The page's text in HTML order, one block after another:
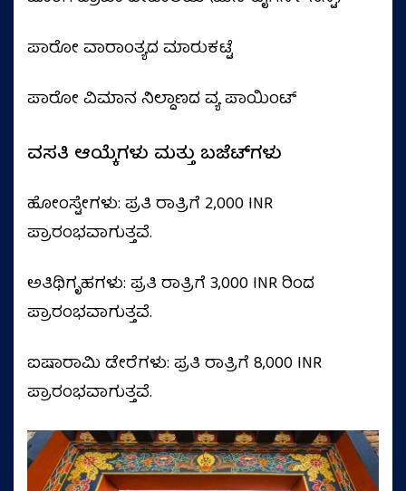
ಪಾರೋ ವಾರಾಂತ್ಯದ ಮಾರುಕಟ್ಟೆ
ಪಾರೋ ವಿಮಾನ ನಿಲ್ದಾಣದ ವ್ಯ ಪಾಯಿಂಟ್
ವಸತಿ ಆಯ್ಕೆಗಳು ಮತ್ತು ಬಜೆಟ್‌ಗಳು
ಹೋಂಸ್ಟೇಗಳು: ಪ್ರತಿ ರಾತ್ರಿಗೆ 2,000 INR
ಪ್ರಾರಂಭವಾಗುತ್ತವೆ.
ಅತಿಥಿಗೃಹಗಳು: ಪ್ರತಿ ರಾತ್ರಿಗೆ 3,000 INR ರಿಂದ
ಪ್ರಾರಂಭವಾಗುತ್ತವೆ.
ಐಷಾರಾಮಿ ಡೇರೆಗಳು: ಪ್ರತಿ ರಾತ್ರಿಗೆ 8,000 INR
ಪ್ರಾರಂಭವಾಗುತ್ತವೆ.